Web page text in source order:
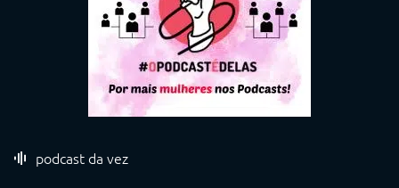
podcast da vez